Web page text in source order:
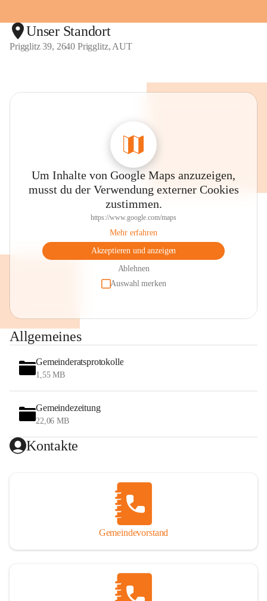
Unser Standort
Prigglitz 39, 2640 Prigglitz, AUT
Um Inhalte von Google Maps anzuzeigen,
musst du der Verwendung externer Cookies
zustimmen.
https://www.google.com/maps
Mehr erfahren
Akzeptieren und anzeigen
Ablehnen
Auswahl merken
Allgemeines
Gemeinderatsprotokolle
1,55 MB
Gemeindezeitung
22,06 MB
Kontakte
Gemeindevorstand